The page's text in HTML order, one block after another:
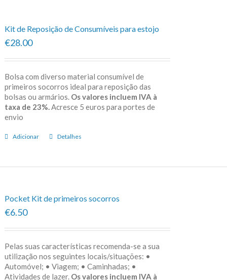
Kit de Reposição de Consumíveis para estojo
€28.00
Bolsa com diverso material consumível de
primeiros socorros ideal para reposição das
bolsas ou armários. Os valores incluem IVA à
taxa de 23%. Acresce 5 euros para portes de
envio
Adicionar Detalhes
Pocket Kit de primeiros socorros
€6.50
Pelas suas características recomenda-se a sua
utilização nos seguintes locais/situações: •
Automóvel; • Viagem; • Caminhadas; •
Atividades de lazer. Os valores incluem IVA à